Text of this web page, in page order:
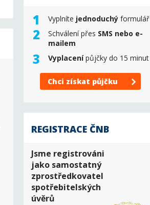
Vyplníte jednoduchý formulář
Schválení přes SMS nebo e-
mailem
Vyplacenípůjčky do 15 minut
Chci získat půjčku
REGISTRACE ČNB
Jsme registrováni
jako samostatný
zprostředkovatel
spotřebitelských
úvěrů